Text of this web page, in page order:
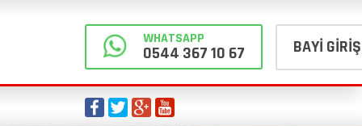
WHATSAPP
0544 367 10 67 BAYİ GİRİŞ